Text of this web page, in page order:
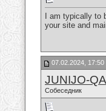
I am typically
your site and
07.02.2024, 17:50
JUNIJO-
Собеседник